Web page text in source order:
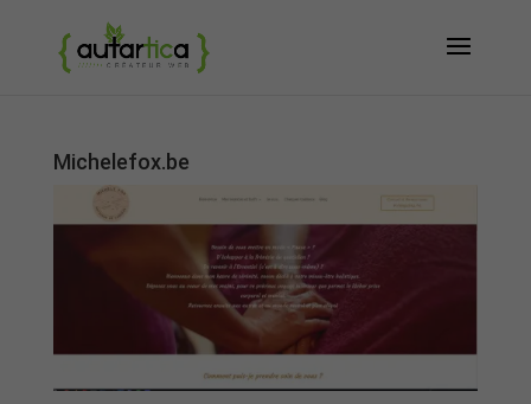
Michelefox.be